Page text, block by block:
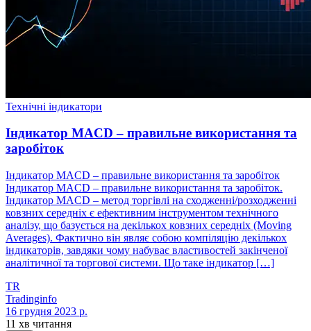
Технічні індикатори
Індикатор MACD – правильне використання та
заробіток
Індикатор MACD – правильне використання та заробіток
Індикатор MACD – правильне використання та заробіток.
Індикатор MACD – метод торгівлі на сходженні/розходженні
ковзних середніх є ефективним інструментом технічного
аналізу, що базується на декількох ковзних середніх (Moving
Averages). Фактично він являє собою компіляцію декількох
індикаторів, завдяки чому набуває властивостей закінченої
аналітичної та торгової системи. Що таке індикатор […]
TR
Tradinginfo
16 грудня 2023 р.
11 хв читання